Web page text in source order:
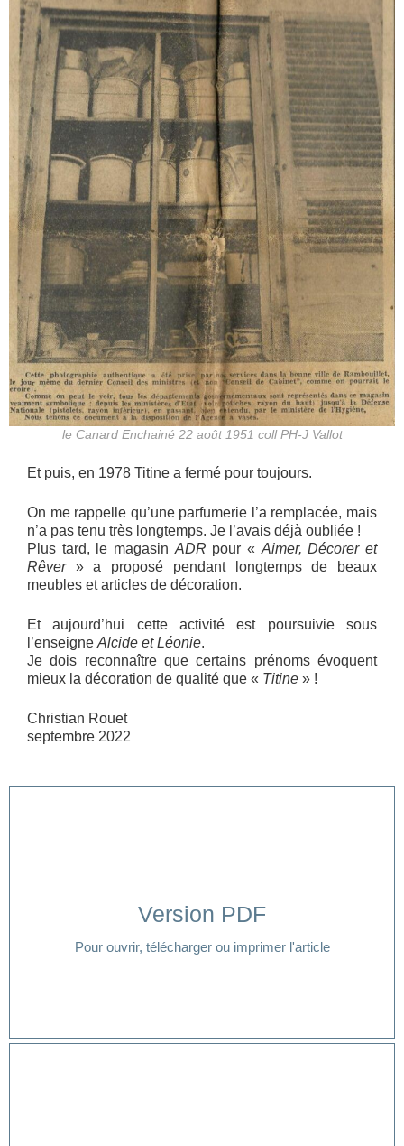
le Canard Enchainé 22 août 1951 coll PH-J Vallot
Et puis, en 1978 Titine a fermé pour toujours.
On me rappelle qu’une parfumerie l’a remplacée, mais
n’a pas tenu très longtemps. Je l’avais déjà oubliée !
Plus tard, le magasin ADR pour « Aimer, Décorer et
Rêver » a proposé pendant longtemps de beaux
meubles et articles de décoration.
Et aujourd’hui cette activité est poursuivie sous
l’enseigne Alcide et Léonie.
Je dois reconnaître que certains prénoms évoquent
mieux la décoration de qualité que « Titine » !
Christian Rouet
septembre 2022
Version PDF
Pour ouvrir, télécharger ou imprimer l'article
Cliquer ici